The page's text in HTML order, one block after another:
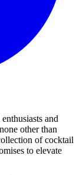
and
other than
of cocktail
to elevate